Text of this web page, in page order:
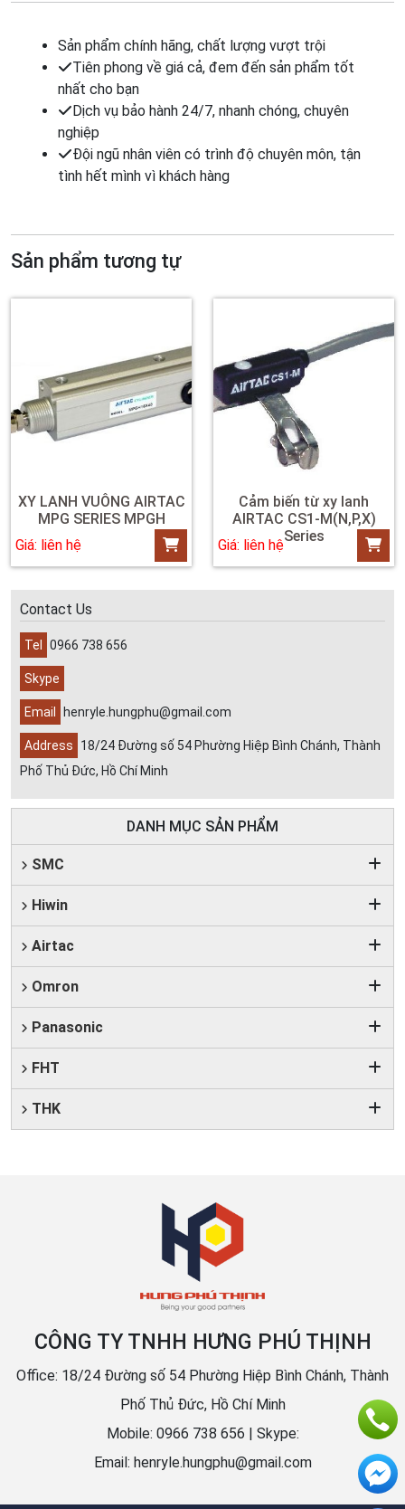
Sản phẩm chính hãng, chất lượng vượt trội
Tiên phong về giá cả, đem đến sản phẩm tốt
nhất cho bạn
Dịch vụ bảo hành 24/7, nhanh chóng, chuyên
nghiệp
Đội ngũ nhân viên có trình độ chuyên môn, tận
tình hết mình vì khách hàng
Sản phẩm tương tự
XY LANH VUÔNG AIRTAC
MPG SERIES MPGH
Giá: liên hệ
Cảm biến từ xy lanh
AIRTAC CS1-M(N,P,X)
Series
Giá: liên hệ
Contact Us
Tel 0966 738 656
Skype
Email henryle.hungphu@gmail.com
Address
18/24 Đường số 54 Phường Hiệp Bình Chánh, Thành
Phố Thủ Đức, Hồ Chí Minh
DANH MỤC SẢN PHẨM
SMC
Hiwin
Airtac
Omron
Panasonic
FHT
THK
CÔNG TY TNHH HƯNG PHÚ THỊNH
Office: 18/24 Đường số 54 Phường Hiệp Bình Chánh, Thành
Phố Thủ Đức, Hồ Chí Minh
Mobile: 0966 738 656 | Skype:
Email: henryle.hungphu@gmail.com